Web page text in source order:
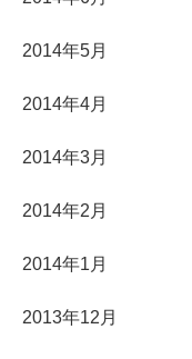
2014年5月
2014年4月
2014年3月
2014年2月
2014年1月
2013年12月